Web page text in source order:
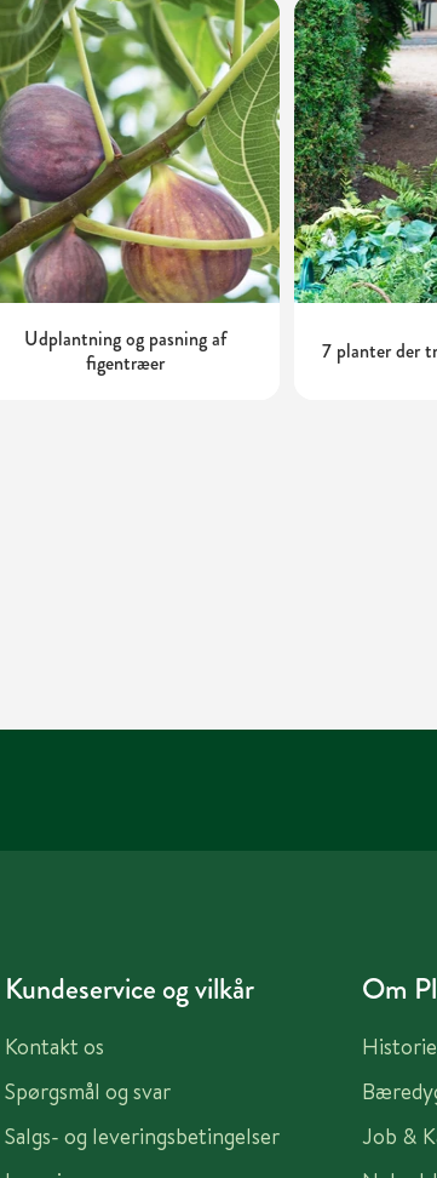
Udplantning og pasning af
figentræer
7 planter der
Kundeservice og vilkår
Kontakt os
Spørgsmål og svar
Salgs- og leveringsbetingelser
Om
Historie
Job &